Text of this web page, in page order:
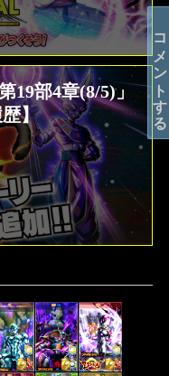
ーパーズ
】
コメントする